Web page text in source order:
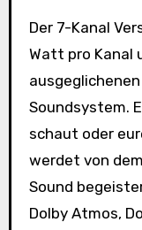
Der 7-Kanal
Watt pro Kanal
Soundsystem.
schaut oder
werdet von
Sound
Dolby Atmos,